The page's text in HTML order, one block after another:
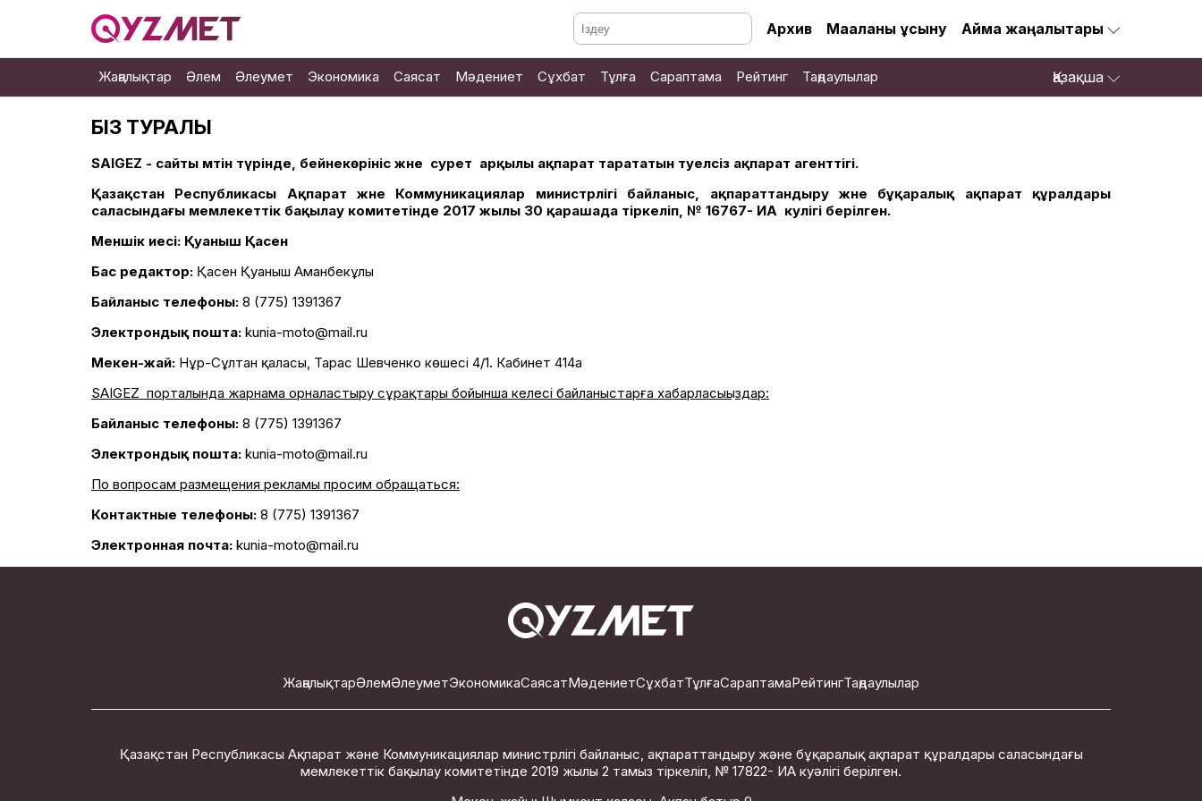
Архив Мақаланы ұсыну Аймақ жаңалықтары
Жаңалықтар Әлем Әлеумет Экономика Саясат Мәдениет Сұхбат Тұлға Сараптама Рейтинг Таңдаулылар Қазақша
БІЗ ТУРАЛЫ
SAIGEZ - сайты мәтін түрінде, бейнекөрініс және сурет арқылы ақпарат тарататын тәуелсіз ақпарат агенттігі.
Қазақстан Республикасы Ақпарат және Коммуникациялар министрлігі байланыс, ақпараттандыру және бұқаралық ақпарат құралдары
саласындағы мемлекеттік бақылау комитетінде 2017 жылы 30 қарашада тіркеліп, № 16767- ИА куәлігі берілген.
Меншік иесі: Қуаныш Қасен
Бас редактор: Қасен Қуаныш Аманбекұлы
Байланыс телефоны: 8 (775) 1391367
Электрондық пошта: kunia-moto@mail.ru
Мекен-жай: Нұр-Сұлтан қаласы, Тарас Шевченко көшесі 4/1. Кабинет 414а
SAIGEZ порталында жарнама орналастыру сұрақтары бойынша келесі байланыстарға хабарласыңыздар:
Байланыс телефоны: 8 (775) 1391367
Электрондық пошта: kunia-moto@mail.ru
По вопросам размещения рекламы просим обращаться:
Контактные телефоны: 8 (775) 1391367
Электронная почта: kunia-moto@mail.ru
ЖаңалықтарӘлемӘлеуметЭкономикаСаясатМәдениетСұхбатТұлғаСараптамаРейтингТаңдаулылар
Қазақстан Республикасы Ақпарат және Коммуникациялар министрлігі байланыс, ақпараттандыру және бұқаралық ақпарат құралдары саласындағы
мемлекеттік бақылау комитетінде 2019 жылы 2 тамыз тіркеліп, № 17822- ИА куәлігі берілген.